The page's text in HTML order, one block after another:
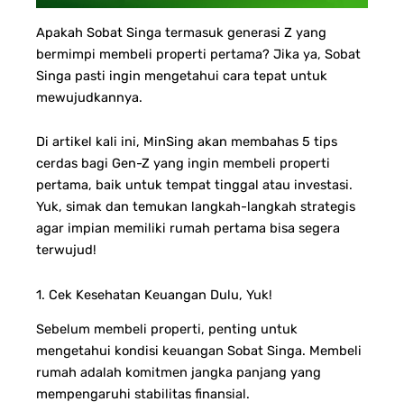
Apakah Sobat Singa termasuk generasi Z yang
bermimpi membeli properti pertama? Jika ya, Sobat
Singa pasti ingin mengetahui cara tepat untuk
mewujudkannya.
Di artikel kali ini, MinSing akan membahas 5 tips
cerdas bagi Gen-Z yang ingin membeli properti
pertama, baik untuk tempat tinggal atau investasi.
Yuk, simak dan temukan langkah-langkah strategis
agar impian memiliki rumah pertama bisa segera
terwujud!
1. Cek Kesehatan Keuangan Dulu, Yuk!
Sebelum membeli properti, penting untuk
mengetahui kondisi keuangan Sobat Singa. Membeli
rumah adalah komitmen jangka panjang yang
mempengaruhi stabilitas finansial.